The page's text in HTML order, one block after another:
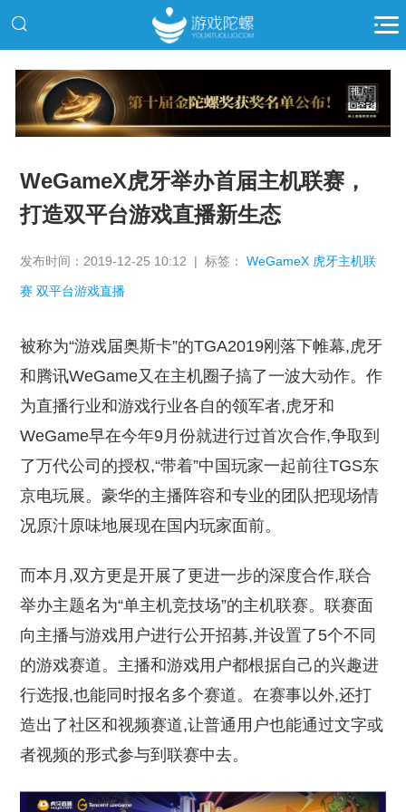
推广
WeGameX虎牙举办首届主机联赛，
打造双平台游戏直播新生态
发布时间：2019-12-25 10:12 | 标签：WeGameX 虎牙主机联
赛 双平台游戏直播
被称为“游戏届奥斯卡”的TGA2019刚落下帷幕,虎牙
和腾讯WeGame又在主机圈子搞了一波大动作。作
为直播行业和游戏行业各自的领军者,虎牙和
WeGame早在今年9月份就进行过首次合作,争取到
了万代公司的授权,“带着”中国玩家一起前往TGS东
京电玩展。豪华的主播阵容和专业的团队把现场情
况原汁原味地展现在国内玩家面前。
而本月,双方更是开展了更进一步的深度合作,联合
举办主题名为“单主机竞技场”的主机联赛。联赛面
向主播与游戏用户进行公开招募,并设置了5个不同
的游戏赛道。主播和游戏用户都根据自己的兴趣进
行选报,也能同时报名多个赛道。在赛事以外,还打
造出了社区和视频赛道,让普通用户也能通过文字或
者视频的形式参与到联赛中去。